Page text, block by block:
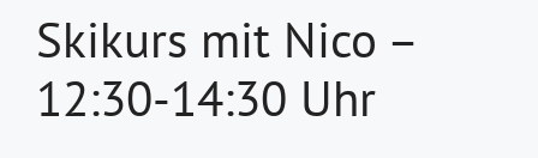
Skikurs mit Nico –
12:30-14:30 Uhr